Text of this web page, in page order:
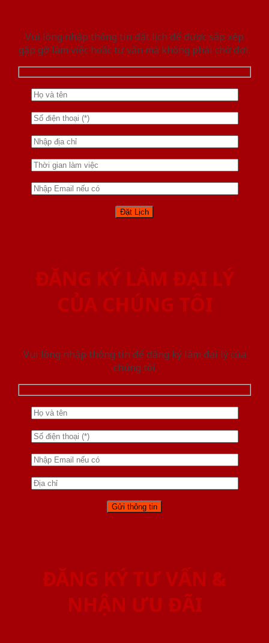
Vui lòng nhập thông tin đặt lịch để được sắp xếp
gặp gỡ làm việc hoăc tư vấn mà không phải chờ đợi.
ĐĂNG KÝ LÀM ĐẠI LÝ
CỦA CHÚNG TÔI
Vui lòng nhập thông tin để đăng ký làm đại lý của
chúng tôi
ĐĂNG KÝ TƯ VẤN &
NHẬN ƯU ĐÃI